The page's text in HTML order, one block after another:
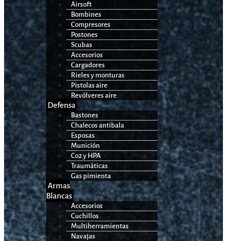
Airsoft
Bombines
Compresores
Postones
Scubas
Accesorios
Cargadores
Rieles y monturas
Pistolas aire
Revólveres aire
Defensa
Bastones
Chalecos antibala
Esposas
Munición
Co2 y HPA
Traumáticas
Gas pimienta
Armas
Blancas
Accesorios
Cuchillos
Multiherramientas
Navajas